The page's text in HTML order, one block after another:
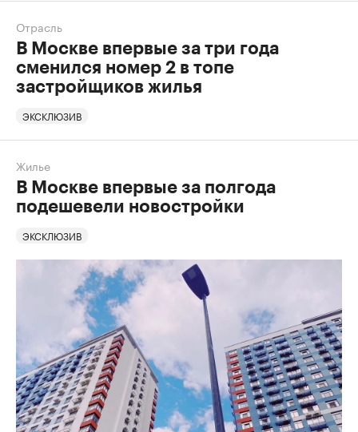
Отрасль
В Москве впервые за три года
сменился номер 2 в топе
застройщиков жилья
ЭКСКЛЮЗИВ
Жилье
В Москве впервые за полгода
подешевели новостройки
ЭКСКЛЮЗИВ